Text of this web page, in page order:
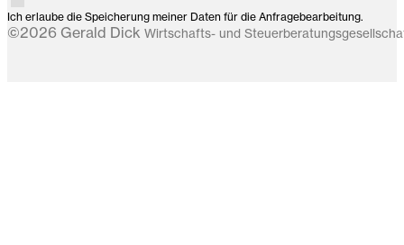
Ich erlaube die Speicherung meiner Daten für die Anfragebearbeitung.
©2026 Gerald Dick Wirtschafts- und